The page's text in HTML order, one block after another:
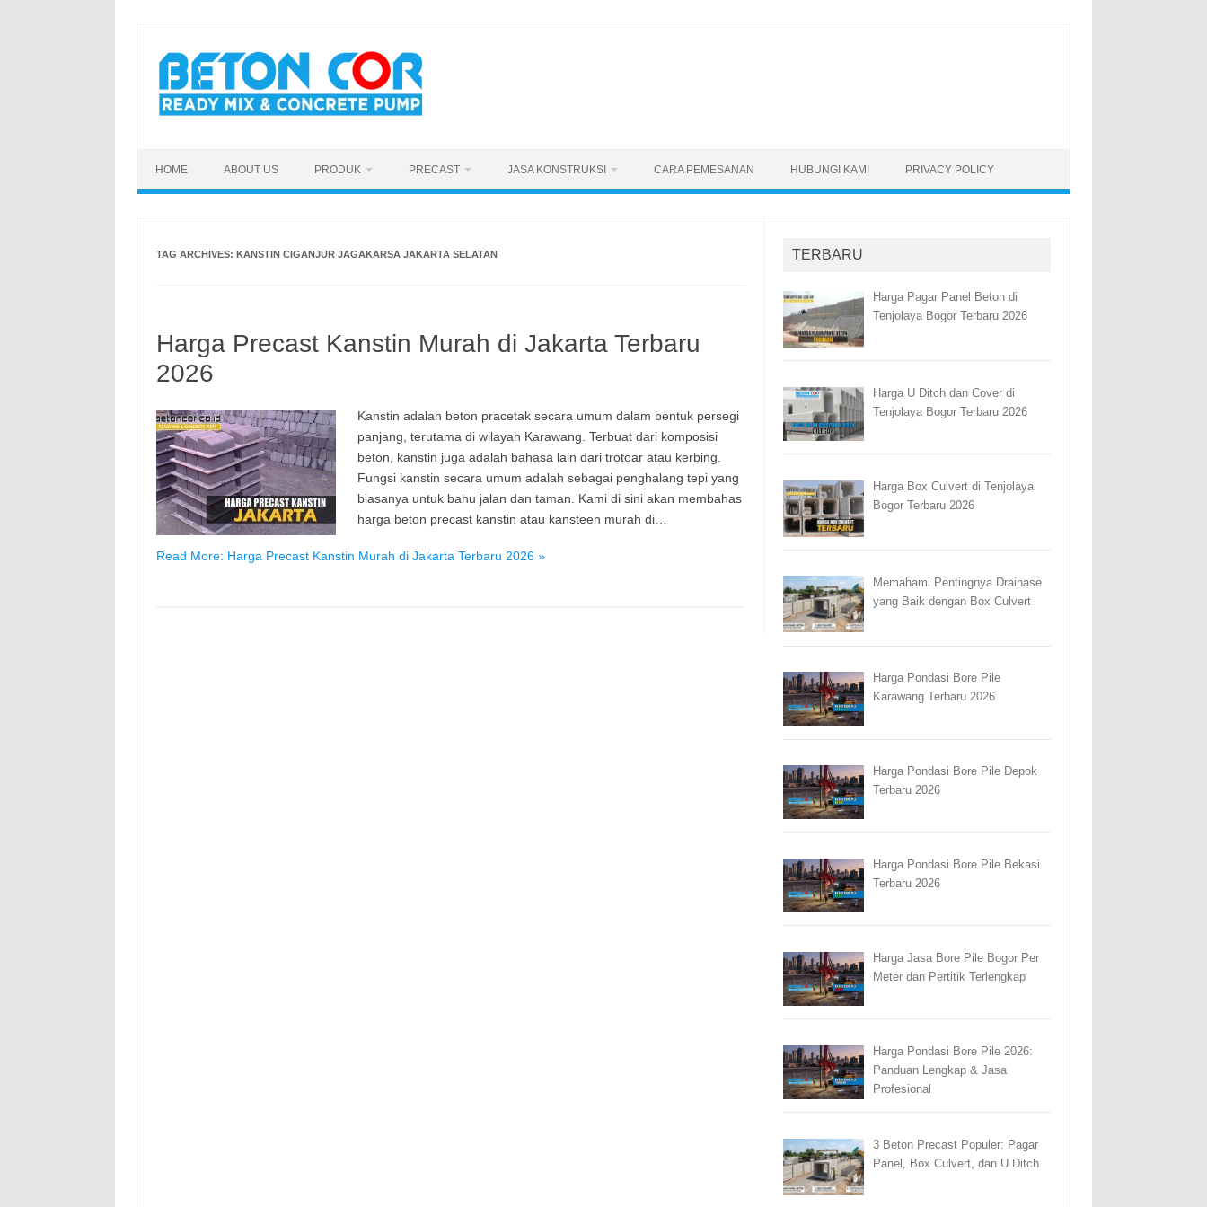
content
HOME ABOUT US PRODUK PRECAST JASA KONSTRUKSI CARA PEMESANAN HUBUNGI KAMI PRIVACY POLICY
TAG ARCHIVES: KANSTIN CIGANJUR JAGAKARSA JAKARTA SELATAN
Harga Precast Kanstin Murah di Jakarta Terbaru
2026
Kanstin adalah beton pracetak secara umum dalam bentuk persegi
panjang, terutama di wilayah Karawang. Terbuat dari komposisi
beton, kanstin juga adalah bahasa lain dari trotoar atau kerbing.
Fungsi kanstin secara umum adalah sebagai penghalang tepi yang
biasanya untuk bahu jalan dan taman. Kami di sini akan membahas
harga beton precast kanstin atau kansteen murah di…
Read More: Harga Precast Kanstin Murah di Jakarta Terbaru 2026 »
TERBARU
Harga Pagar Panel Beton di
Tenjolaya Bogor Terbaru 2026
Harga U Ditch dan Cover di
Tenjolaya Bogor Terbaru 2026
Harga Box Culvert di Tenjolaya
Bogor Terbaru 2026
Memahami Pentingnya Drainase
yang Baik dengan Box Culvert
Harga Pondasi Bore Pile
Karawang Terbaru 2026
Harga Pondasi Bore Pile Depok
Terbaru 2026
Harga Pondasi Bore Pile Bekasi
Terbaru 2026
Harga Jasa Bore Pile Bogor Per
Meter dan Pertitik Terlengkap
Harga Pondasi Bore Pile 2026:
Panduan Lengkap & Jasa
Profesional
3 Beton Precast Populer: Pagar
Panel, Box Culvert, dan U Ditch